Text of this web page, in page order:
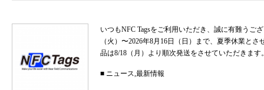
いつもNFC Tagsをご利用いただき、誠に有難う
（火）〜2026年8月16日（日）まで、夏季休業と
品は8/18（月）より順次発送をさせていただきま
■ ニュース,最新情報